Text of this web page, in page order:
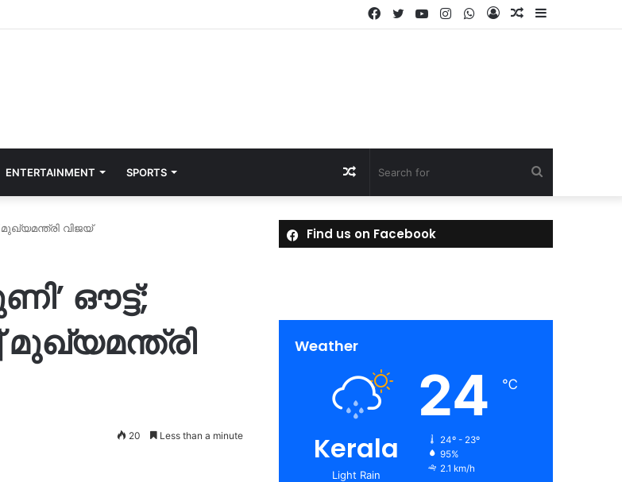
Sidebar
Random
Log
WhatsApp
Instagram
YouTube
Twitter
Facebook
ENTERTAINMENT SPORTS
for
Random
Article
വിജയ്
ഔട്ട്;
മുഖ്യമന്ത്രി
20 Less than a minute
Find us on Facebook
Weather
Kerala
Light Rain
24 ℃
24º - 23º
95%
2.1 km/h